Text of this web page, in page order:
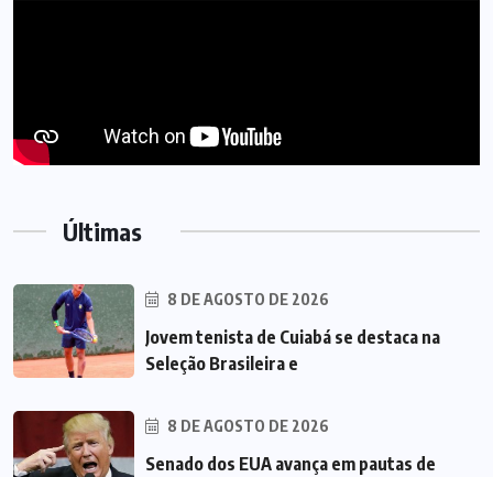
Últimas
8 DE AGOSTO DE 2026
Jovem tenista de Cuiabá se destaca na
Seleção Brasileira e
8 DE AGOSTO DE 2026
Senado dos EUA avança em pautas de